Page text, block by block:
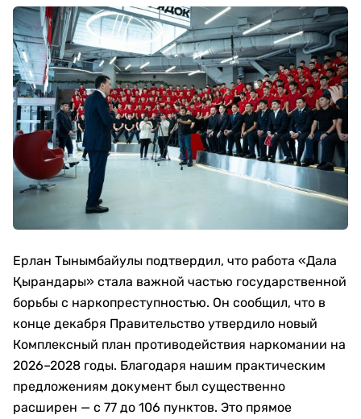
Ерлан Тынымбайулы подтвердил, что работа «Дала
Қырандары» стала важной частью государственной
борьбы с наркопреступностью. Он сообщил, что в
конце декабря Правительство утвердило новый
Комплексный план противодействия наркомании на
2026–2028 годы. Благодаря нашим практическим
предложениям документ был существенно
расширен — с 77 до 106 пунктов. Это прямое